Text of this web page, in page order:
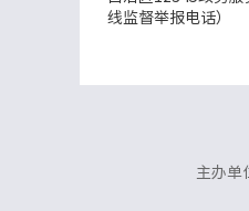
线监督举报电话）
主办单